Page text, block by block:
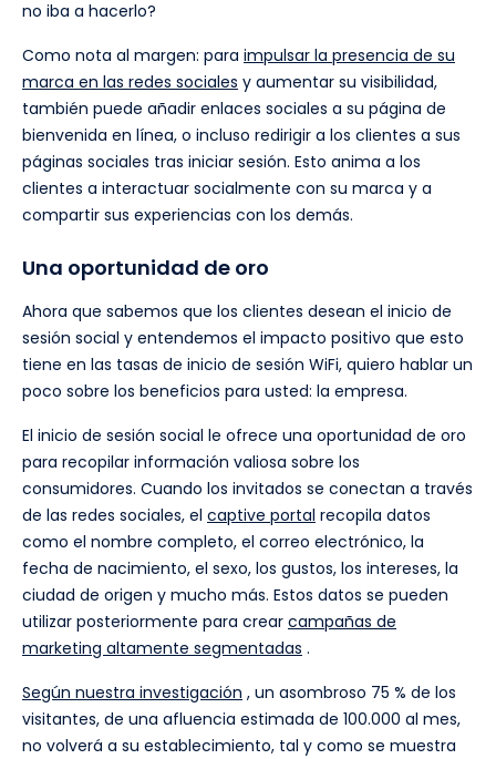
no iba a hacerlo?
Como nota al margen: para impulsar la presencia de su
marca en las redes sociales y aumentar su visibilidad,
también puede añadir enlaces sociales a su página de
bienvenida en línea, o incluso redirigir a los clientes a sus
páginas sociales tras iniciar sesión. Esto anima a los
clientes a interactuar socialmente con su marca y a
compartir sus experiencias con los demás.
Una oportunidad de oro
Ahora que sabemos que los clientes desean el inicio de
sesión social y entendemos el impacto positivo que esto
tiene en las tasas de inicio de sesión WiFi, quiero hablar un
poco sobre los beneficios para usted: la empresa.
El inicio de sesión social le ofrece una oportunidad de oro
para recopilar información valiosa sobre los
consumidores. Cuando los invitados se conectan a través
de las redes sociales, el captive portal recopila datos
como el nombre completo, el correo electrónico, la
fecha de nacimiento, el sexo, los gustos, los intereses, la
ciudad de origen y mucho más. Estos datos se pueden
utilizar posteriormente para crear campañas de
marketing altamente segmentadas .
Según nuestra investigación , un asombroso 75 % de los
visitantes, de una afluencia estimada de 100.000 al mes,
no volverá a su establecimiento, tal y como se muestra